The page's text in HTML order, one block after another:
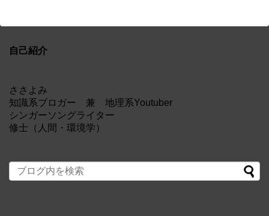
自己紹介
ささよみ
知識系ブロガー 兼 地理系Youtuber
シンガーソングライター
修士（人間・環境学）